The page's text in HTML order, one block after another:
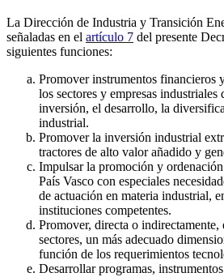
La Dirección de Industria y Transición
señaladas en el artículo 7 del presente
siguientes funciones:
Promover instrumentos financieros
los sectores y empresas
inversión, el desarrollo, la
industrial.
Promover la inversión industrial
tractores de alto valor añadido y
Impulsar la promoción y
País Vasco con especiales
de actuación en materia industrial,
instituciones competentes.
Promover, directa o indirectamente,
sectores, un más adecuado
función de los requerimientos
Desarrollar programas,